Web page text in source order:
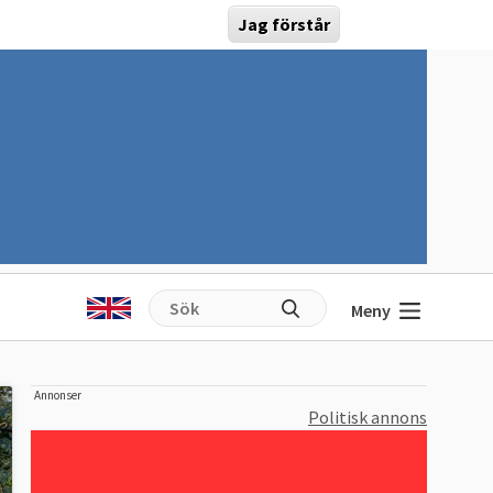
Jag förstår
Meny
Annonser
Politisk annons